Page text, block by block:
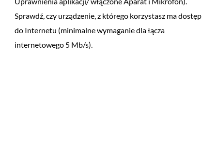
Sprawdź, czy urządzenie, z którego korzystasz ma dostęp
do Internetu (minimalne wymaganie dla łącza
internetowego 5 Mb/s).